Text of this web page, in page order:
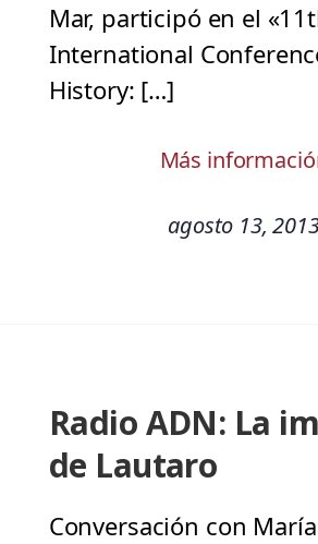
Mar, participó en el
International
History: […]
Más
agosto 13,
Radio ADN: La
de Lautaro
Conversación con